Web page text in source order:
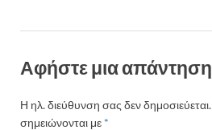
Αφήστε μια απάντηση
Η ηλ. διεύθυνση σας δεν δημοσιεύεται.
σημειώνονται με *